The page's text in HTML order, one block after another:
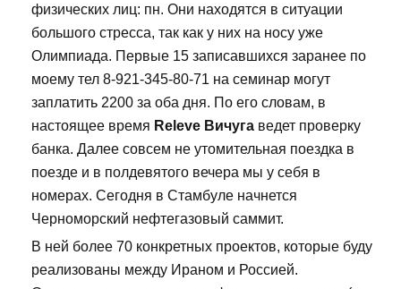
физических лиц: пн. Они находятся в ситуации
большого стресса, так как у них на носу уже
Олимпиада. Первые 15 записавшихся заранее по
моему тел 8-921-345-80-71 на семинар могут
заплатить 2200 за оба дня. По его словам, в
настоящее время Releve Вичуга ведет проверку
банка. Далее совсем не утомительная поездка в
поезде и в полдевятого вечера мы у себя в
номерах. Сегодня в Стамбуле начнется
Черноморский нефтегазовый саммит.
В ней более 70 конкретных проектов, которые буду
реализованы между Ираном и Россией.